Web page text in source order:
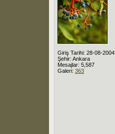
Giriş Tarihi: 28-08-2004
Şehir: Ankara
Mesajlar: 5,587
Galeri: 363